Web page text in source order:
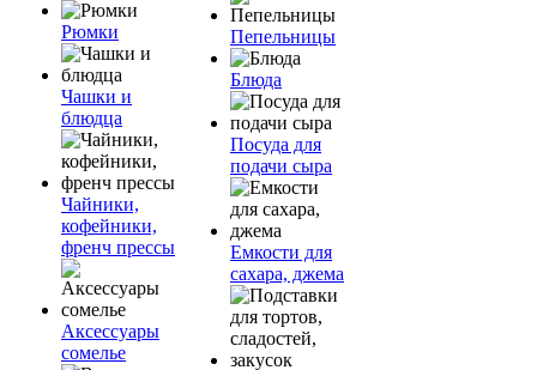
Рюмки
Чашки и
блюдца
Чайники,
кофейники,
френч прессы
Аксессуары
сомелье
Пепельницы
Блюда
Посуда для
подачи сыра
Емкости для
сахара, джема